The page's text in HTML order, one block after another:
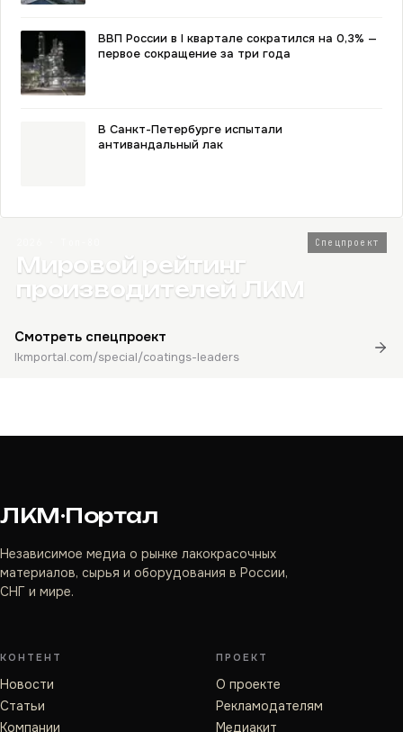
ВВП России в I квартале сократился на 0,3% —
первое сокращение за три года
В Санкт-Петербурге испытали
антивандальный лак
Спецпроект
Мировой рейтинг
производителей ЛКМ
Смотреть спецпроект
lkmportal.com/special/coatings-leaders
ЛКМ·Портал
Независимое медиа о рынке лакокрасочных
материалов, сырья и оборудования в России,
СНГ и мире.
КОНТЕНТ
Новости
Статьи
Компании
ПРОЕКТ
О проекте
Рекламодателям
Медиакит